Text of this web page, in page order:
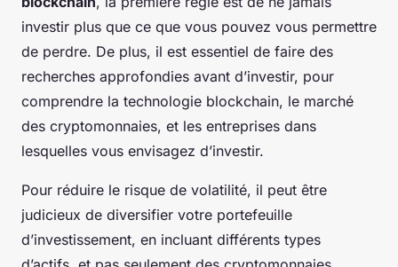
investir plus que ce que vous pouvez vous permettre
de perdre. De plus, il est essentiel de faire des
recherches approfondies avant d’investir, pour
comprendre la technologie blockchain, le marché
des cryptomonnaies, et les entreprises dans
lesquelles vous envisagez d’investir.
Pour réduire le risque de volatilité, il peut être
judicieux de diversifier votre portefeuille
d’investissement, en incluant différents types